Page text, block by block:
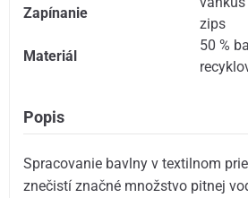
Zapínanie
zips
Materiál
50 %
Popis
Spracovanie bavlny v textilnom
znečistí značné množstvo pitnej